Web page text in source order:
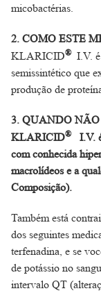
micobactérias.
2. COMO ESTE
KLARICID®I.V. é
semissintético que
produção de
3. QUANDO
KLARICID®
I.V.
com conhecida
macrolídeos e a
Composição).
Também está
dos seguintes
terfenadina, e se
de potássio no
intervalo QT